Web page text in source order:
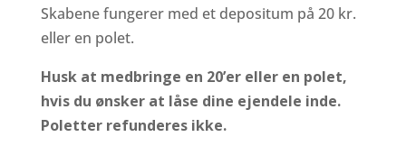
Skabene fungerer med et depositum på 20 kr.
eller en polet.
Husk at medbringe en 20’er eller en polet,
hvis du ønsker at låse dine ejendele inde.
Poletter refunderes ikke.